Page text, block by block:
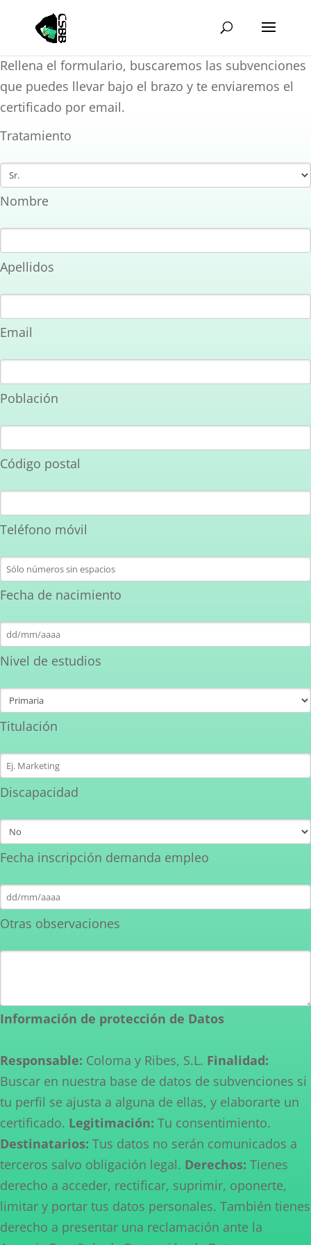
Rellena el formulario, buscaremos las subvenciones
que puedes llevar bajo el brazo y te enviaremos el
certificado por email.
Tratamiento
Nombre
Apellidos
Email
Población
Código postal
Teléfono móvil
Fecha de nacimiento
Nivel de estudios
Titulación
Discapacidad
Fecha inscripción demanda empleo
Otras observaciones
Información de protección de Datos
Responsable: Coloma y Ribes, S.L. Finalidad:
Buscar en nuestra base de datos de subvenciones si
tu perfil se ajusta a alguna de ellas, y elaborarte un
certificado. Legitimación: Tu consentimiento.
Destinatarios: Tus datos no serán comunicados a
terceros salvo obligación legal. Derechos: Tienes
derecho a acceder, rectificar, suprimir, oponerte,
limitar y portar tus datos personales. También tienes
derecho a presentar una reclamación ante la
OK
CANCELAR